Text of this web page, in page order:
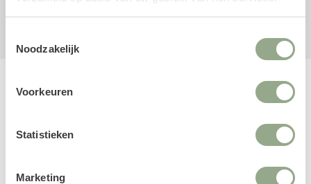
Noodzakelijk
Voorkeuren
Statistieken
Marketing